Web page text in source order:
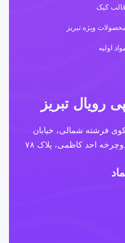
قالب کیک
ویژه تبریز
اولیه
رویال تبریز
فرشته شمالی، خیابان
احد کاظمی، پلاک ۷۸